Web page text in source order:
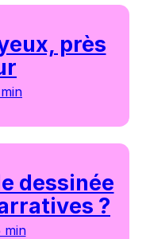
près
dessinée
?
min